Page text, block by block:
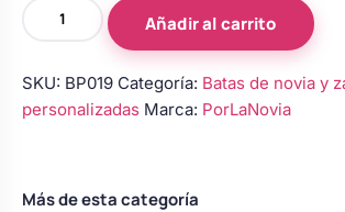
personalizada
niña
–
cantidad
Añadir al carrito
SKU: BP019 Categoría: Batas de novia y
personalizadas Marca: PorLaNovia
Más de esta categoría